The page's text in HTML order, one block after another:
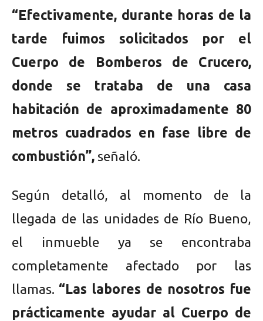
“Efectivamente, durante horas de la
tarde fuimos solicitados por el
Cuerpo de Bomberos de Crucero,
donde se trataba de una casa
habitación de aproximadamente 80
metros cuadrados en fase libre de
combustión”, señaló.
Según detalló, al momento de la
llegada de las unidades de Río Bueno,
el inmueble ya se encontraba
completamente afectado por las
llamas. “Las labores de nosotros fue
prácticamente ayudar al Cuerpo de